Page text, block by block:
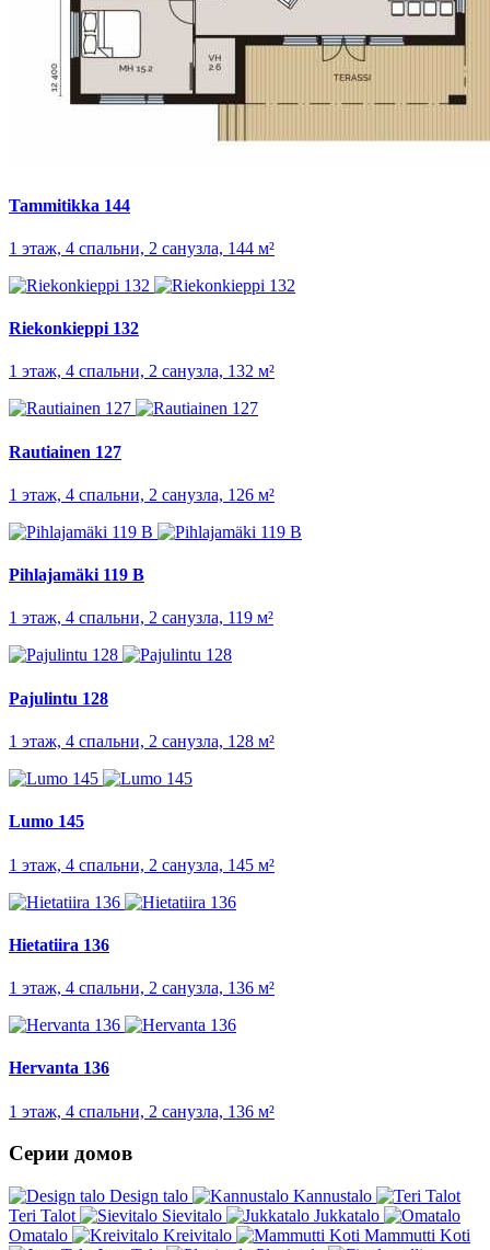
Tammitikka 144
1 этаж, 4 спальни, 2 санузла, 144 м²
Riekonkieppi 132
1 этаж, 4 спальни, 2 санузла, 132 м²
Rautiainen 127
1 этаж, 4 спальни, 2 санузла, 126 м²
Pihlajamäki 119 B
1 этаж, 4 спальни, 2 санузла, 119 м²
Pajulintu 128
1 этаж, 4 спальни, 2 санузла, 128 м²
Lumo 145
1 этаж, 4 спальни, 2 санузла, 145 м²
Hietatiira 136
1 этаж, 4 спальни, 2 санузла, 136 м²
Hervanta 136
1 этаж, 4 спальни, 2 санузла, 136 м²
Серии домов
Design talo
Kannustalo
Teri Talot
Sievitalo
Jukkatalo
Omatalo
Kreivitalo
Mammutti Koti